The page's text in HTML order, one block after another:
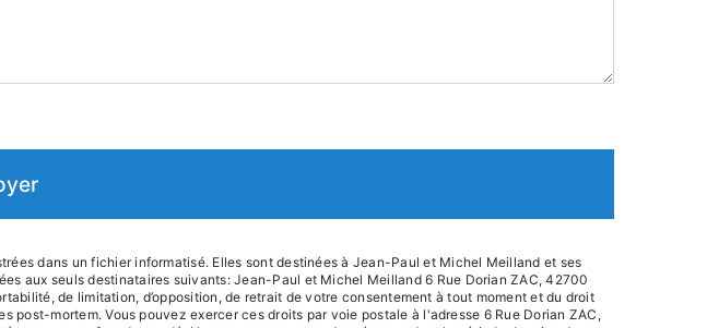
dans un fichier informatisé. Elles sont destinées à Jean-Paul et Michel Meilland et ses
aux seuls destinataires suivants: Jean-Paul et Michel Meilland 6 Rue Dorian ZAC, 42700
de limitation, d’opposition, de retrait de votre consentement à tout moment et du droit
post-mortem. Vous pouvez exercer ces droits par voie postale à l'adresse 6 Rue Dorian ZAC,